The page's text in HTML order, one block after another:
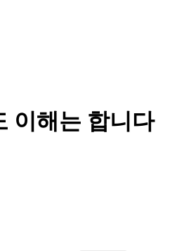
이해는 합니다